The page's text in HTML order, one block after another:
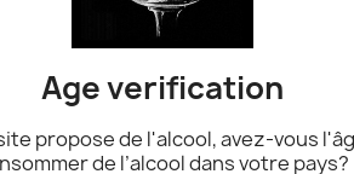
De Porc Au Curry
favorite_border
favorite_border
Age verification
propose de l'alcool, avez-vous
de l’alcool dans votre pays?